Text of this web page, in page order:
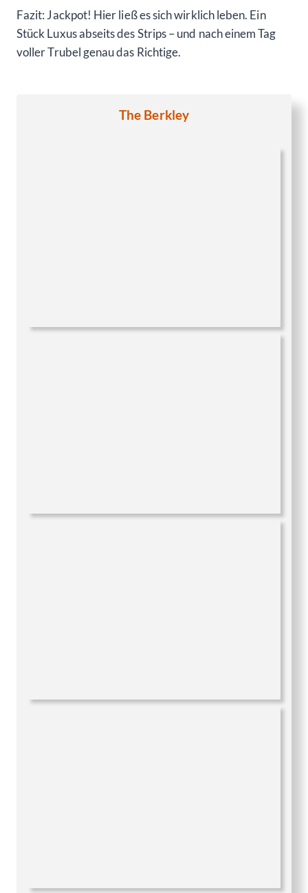
Fazit: Jackpot! Hier ließ es sich wirklich leben. Ein
Stück Luxus abseits des Strips – und nach einem Tag
voller Trubel genau das Richtige.
The Berkley